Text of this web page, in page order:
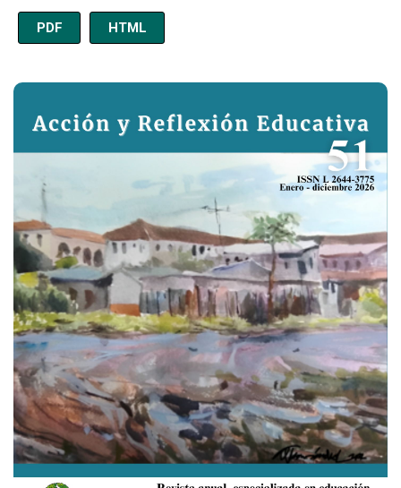
PDF HTML
Imagen de portada